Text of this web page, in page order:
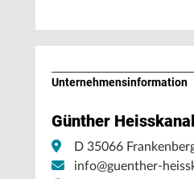
Unternehmens­information
Günther
D 35066
info@guenther-